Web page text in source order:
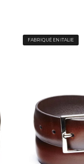
FABRIQUÉ EN ITALIE